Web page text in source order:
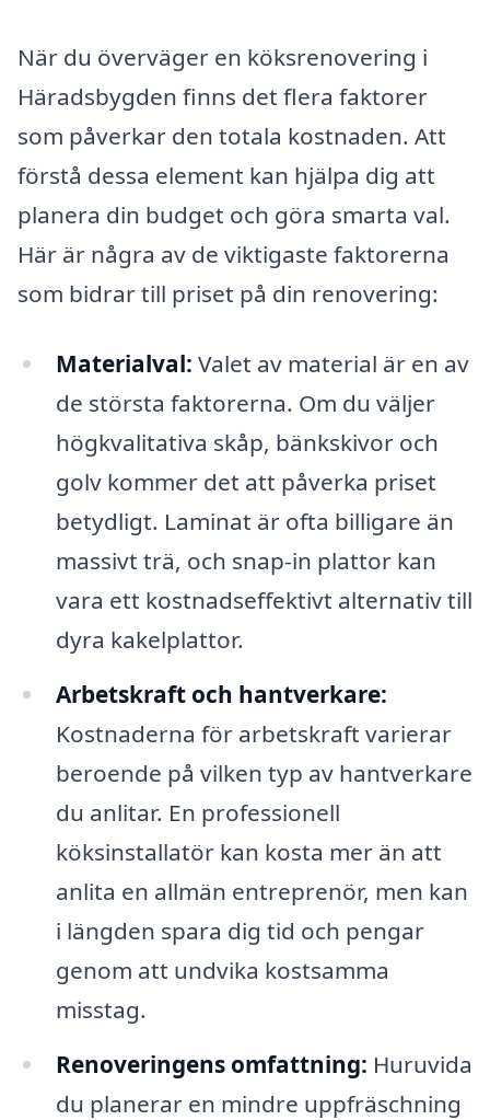
När du överväger en köksrenovering i
Häradsbygden finns det flera faktorer
som påverkar den totala kostnaden. Att
förstå dessa element kan hjälpa dig att
planera din budget och göra smarta val.
Här är några av de viktigaste faktorerna
som bidrar till priset på din renovering:
Materialval: Valet av material är en av
de största faktorerna. Om du väljer
högkvalitativa skåp, bänkskivor och
golv kommer det att påverka priset
betydligt. Laminat är ofta billigare än
massivt trä, och snap-in plattor kan
vara ett kostnadseffektivt alternativ till
dyra kakelplattor.
Arbetskraft och hantverkare:
Kostnaderna för arbetskraft varierar
beroende på vilken typ av hantverkare
du anlitar. En professionell
köksinstallatör kan kosta mer än att
anlita en allmän entreprenör, men kan
i längden spara dig tid och pengar
genom att undvika kostsamma
misstag.
Renoveringens omfattning: Huruvida
du planerar en mindre uppfräschning